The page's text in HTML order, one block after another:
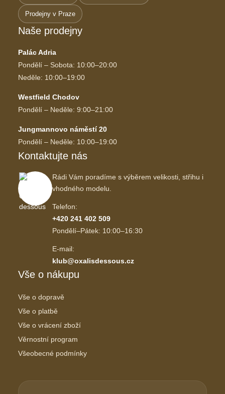
Prodejny v Praze
Naše prodejny
Palác Adria
Pondělí – Sobota: 10:00–20:00
Neděle: 10:00–19:00
Westfield Chodov
Pondělí – Neděle: 9:00–21:00
Jungmannovo náměstí 20
Pondělí – Neděle: 10:00–19:00
Kontaktujte nás
Rádi Vám poradíme s výběrem velikosti, střihu i
vhodného modelu.
Telefon:
+420 241 402 509
Pondělí–Pátek: 10:00–16:30
E-mail:
klub@oxalisdessous.cz
Vše o nákupu
Vše o dopravě
Vše o platbě
Vše o vrácení zboží
Věrnostní program
Všeobecné podmínky